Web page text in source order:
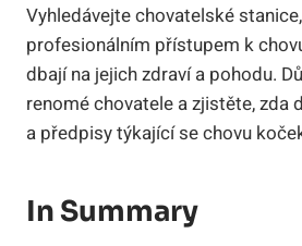
Vyhledávejte chovatelské
⁣profesionálním přístupem k
dbají na jejich‌ zdraví a pohodu.
renomé chovatele a zjistěte, zda
a předpisy ⁤týkající‌ se chovu
In Summary